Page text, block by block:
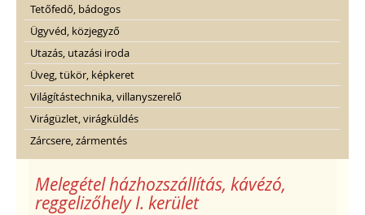
Tetőfedő, bádogos
Ügyvéd, közjegyző
Utazás, utazási iroda
Üveg, tükör, képkeret
Világítástechnika, villanyszerelő
Virágüzlet, virágküldés
Zárcsere, zármentés
Melegétel házhozszállítás, kávézó,
reggelizőhely I. kerület